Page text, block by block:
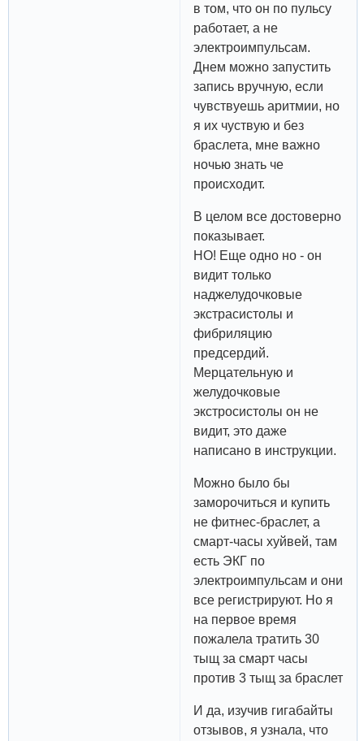
в том, что он по пульсу
работает, а не
электроимпульсам.
Днем можно запустить
запись вручную, если
чувствуешь аритмии, но
я их чуствую и без
браслета, мне важно
ночью знать че
происходит.
В целом все достоверно
показывает.
НО! Еще одно но - он
видит только
наджелудочковые
экстрасистолы и
фибриляцию
предсердий.
Мерцательную и
желудочковые
экстросистолы он не
видит, это даже
написано в инструкции.
Можно было бы
заморочиться и купить
не фитнес-браслет, а
смарт-часы хуйвей, там
есть ЭКГ по
электроимпульсам и они
все регистрируют. Но я
на первое время
пожалела тратить 30
тыщ за смарт часы
против 3 тыщ за браслет
И да, изучив гигабайты
отзывов, я узнала, что